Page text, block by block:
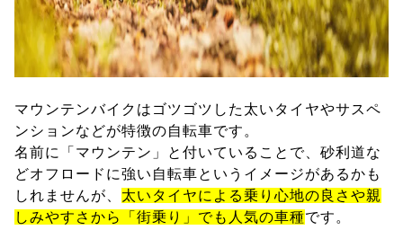
マウンテンバイクはゴツゴツした太いタイヤやサスペ
ンションなどが特徴の自転車です。
名前に「マウンテン」と付いていることで、砂利道な
どオフロードに強い自転車というイメージがあるかも
しれませんが、 太いタイヤによる乗り心地の良さや親
しみやすさから「街乗り」でも人気の車種です。